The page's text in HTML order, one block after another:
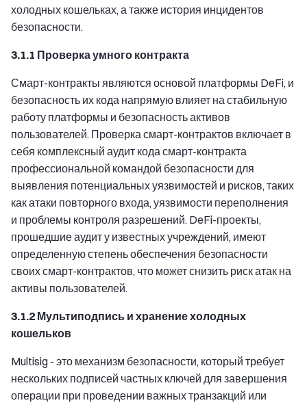
холодных кошельках, а также история инцидентов
безопасности.
3.1.1 Проверка умного контракта
Смарт-контракты являются основой платформы DeFi, и
безопасность их кода напрямую влияет на стабильную
работу платформы и безопасность активов
пользователей. Проверка смарт-контрактов включает в
себя комплексный аудит кода смарт-контракта
профессиональной командой безопасности для
выявления потенциальных уязвимостей и рисков, таких
как атаки повторного входа, уязвимости переполнения
и проблемы контроля разрешений. DeFi-проекты,
прошедшие аудит у известных учреждений, имеют
определенную степень обеспечения безопасности
своих смарт-контрактов, что может снизить риск атак на
активы пользователей.
3.1.2 Мультиподпись и хранение холодных
кошельков
Multisig - это механизм безопасности, который требует
нескольких подписей частных ключей для завершения
операции при проведении важных транзакций или